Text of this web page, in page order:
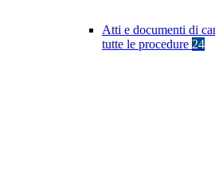
Atti e documenti di
tutte le procedure 24